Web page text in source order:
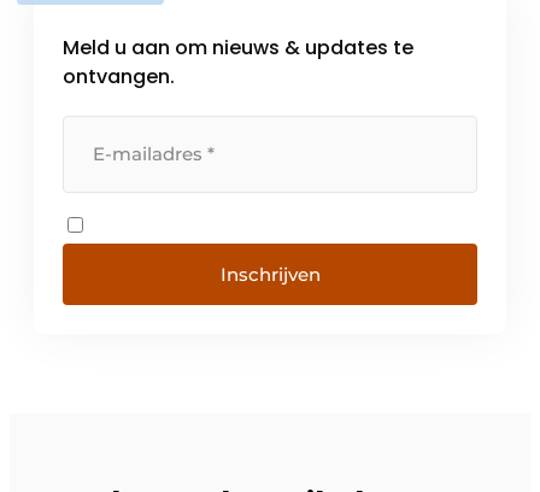
Meld u aan om nieuws & updates te
ontvangen.
Inschrijven